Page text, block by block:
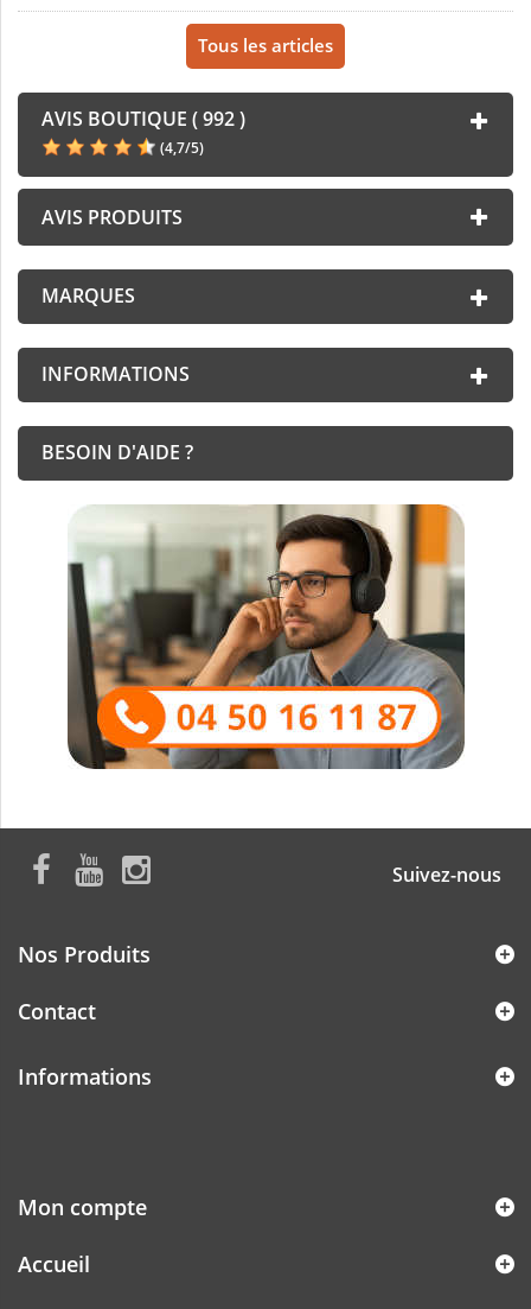
Tous les articles
AVIS BOUTIQUE ( 992 )
(4,7/5)
AVIS PRODUITS
MARQUES
INFORMATIONS
BESOIN D'AIDE ?
Suivez-nous
Nos Produits
Contact
Informations
Mon compte
Accueil